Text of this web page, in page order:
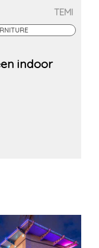
TEMI
indoor